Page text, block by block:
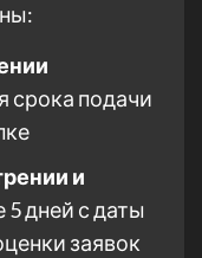
срока подачи
и
5 дней с даты
заявок